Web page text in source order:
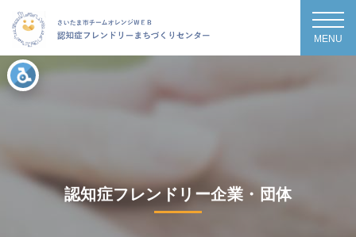
MENU
認知症フレンドリー企業・団体